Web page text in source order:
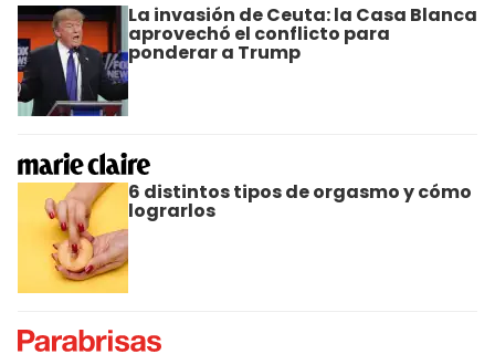
La invasión de Ceuta: la Casa Blanca
aprovechó el conflicto para
ponderar a Trump
6 distintos tipos de orgasmo y cómo
lograrlos